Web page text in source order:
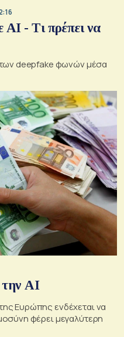
- Τι πρέπει να
deepfake φωνών μέσα
την ΑΙ
Ευρώπης ενδέχεται να
φέρει μεγαλύτερη